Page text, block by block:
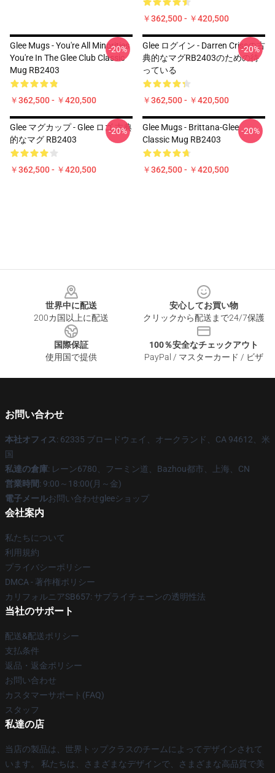
￥362,500 - ￥420,500
Glee Mugs - You're All Minorities
You're In The Glee Club Classic
Mug RB2403
￥362,500 - ￥420,500
-20%
Glee ログイン - Darren Crissの古
典的なマグRB2403のための待
っている
￥362,500 - ￥420,500
-20%
Glee マグカップ - Glee ロゴ 古典
的なマグ RB2403
￥362,500 - ￥420,500
-20%
Glee Mugs - Brittana-Glee
Classic Mug RB2403
￥362,500 - ￥420,500
-20%
世界中に配送
200カ国以上に配送
安心してお買い物
クリックから配送まで24/7保護
国際保証
使用国で提供
100％安全なチェックアウト
PayPal / マスターカード / ビザ
お問い合わせ
本社オフィス: 62335 ブロードウェイ、オークランド、CA 94612、米
国
私達の倉庫: レーン6780、フーミン道、Bazhou都市、上海、CN
営業時間: 9:00～18:00(月～金)
電子メールお問い合わせgleeショップ
会社案内
私たちについて
利用規約
プライバシーポリシー
DMCA - 著作権ポリシー
カリフォルニアSB657: サプライチェーンの透明性法
当社のサポート
配送&配送ポリシー
支払条件
返品・返金ポリシー
お問い合わせ
カスタマーサポート(FAQ)
スタッフ
私達の店
当店の製品は、世界トップクラスのチームによってデザインされて
います。 私たちは、さまざまなデザインで、さまざまな高品質で美